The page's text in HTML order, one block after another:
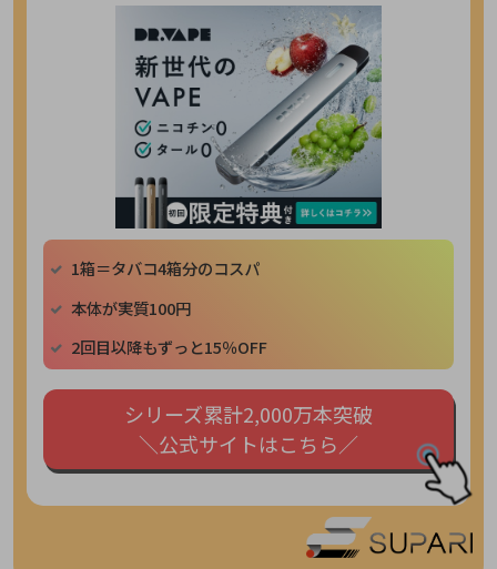
1箱＝タバコ4箱分のコスパ
本体が実質100円
2回目以降もずっと15％OFF
シリーズ累計2,000万本突破
＼公式サイトはこちら／